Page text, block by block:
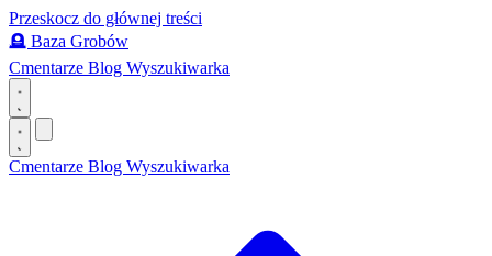
Przeskocz do głównej treści
🪦 Baza Grobów
Cmentarze Blog Wyszukiwarka
Cmentarze Blog Wyszukiwarka